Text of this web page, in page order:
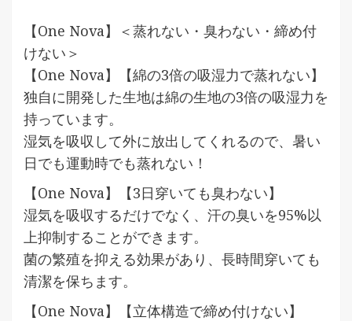
【One Nova】＜蒸れない・臭わない・締め付
けない＞
【One Nova】【綿の3倍の吸湿力で蒸れない】
独自に開発した生地は綿の生地の3倍の吸湿力を
持っています。
湿気を吸収して外に放出してくれるので、暑い
日でも運動時でも蒸れない！
【One Nova】【3日穿いても臭わない】
湿気を吸収するだけでなく、汗の臭いを95%以
上抑制することができます。
菌の繁殖を抑える効果があり、長時間穿いても
清潔を保ちます。
【One Nova】【立体構造で締め付けない】